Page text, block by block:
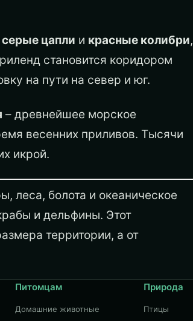
серые цапли и красные колибри,
становится коридором
на пути на север и юг.
– древнейшее морское
весенних приливов. Тысячи
икрой.
леса, болота и океаническое
и дельфины. Этот
территории, а от
Питомцам
Домашние животные
Природа
Птицы